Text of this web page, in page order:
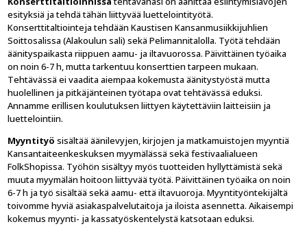
esityksiä ja tehdä tähän liittyvää luettelointityötä.
Konserttitaltiointeja tehdään Kaustisen Kansanmusiikkijuhlien
Soittosalissa (Alakoulun sali) sekä Pelimannitalolla. Työtä tehdään
äänityspaikasta riippuen aamu- ja iltavuorossa. Päivittäinen työaika
on noin 6-7 h, mutta tarkentuu konserttien tarpeen mukaan.
Tehtävässä ei vaadita aiempaa kokemusta äänitystyöstä mutta
huolellinen ja pitkäjänteinen työtapa ovat tehtävässä eduksi.
Annamme erillisen koulutuksen liittyen käytettäviin laitteisiin ja
luettelointiin.
Myyntityö sisältää äänilevyjen, kirjojen ja matkamuistojen myyntiä
Kansantaiteenkeskuksen myymälässä sekä festivaalialueen
FolkShopissa. Työhön sisältyy myös tuotteiden hyllyttämistä sekä
muuta myymälän hoitoon liittyvää työtä. Päivittäinen työaika on noin
6-7 h ja työ sisältää sekä aamu- että iltavuoroja. Myyntityöntekijältä
toivomme hyviä asiakaspalvelutaitoja ja iloista asennetta. Aikaisempi
kokemus myynti- ja kassatyöskentelystä katsotaan eduksi.